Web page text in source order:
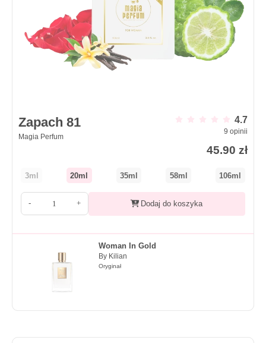
Zapach 81
Magia Perfum
4.7
9 opinii
45.90 zł
3ml 20ml 35ml 58ml 106ml
- + Dodaj do koszyka
Woman In Gold
By Kilian
Oryginał